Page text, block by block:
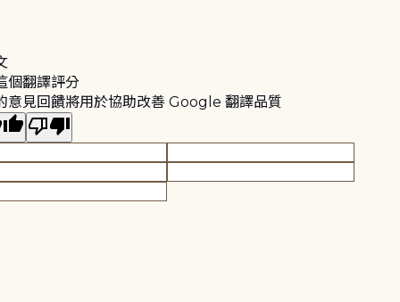
個翻譯評分
意見回饋將用於協助改善 Google 翻譯品質